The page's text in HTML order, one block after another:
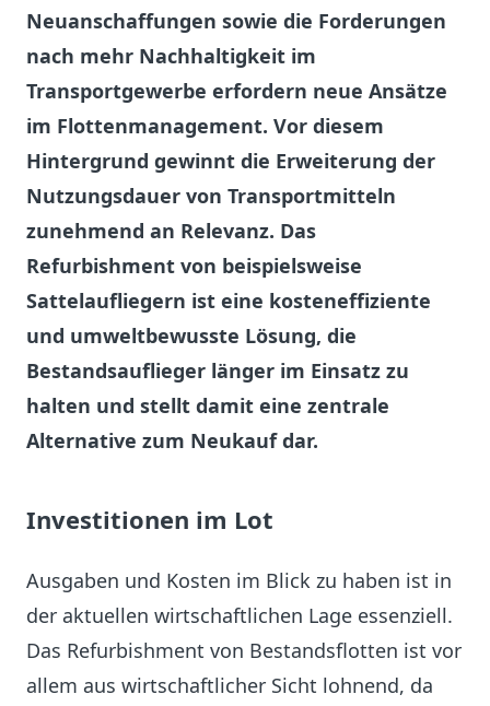
Neuanschaffungen sowie die Forderungen
nach mehr Nachhaltigkeit im
Transportgewerbe erfordern neue Ansätze
im Flottenmanagement. Vor diesem
Hintergrund gewinnt die Erweiterung der
Nutzungsdauer von Transportmitteln
zunehmend an Relevanz. Das
Refurbishment von beispielsweise
Sattelaufliegern ist eine kosteneffiziente
und umweltbewusste Lösung, die
Bestandsauflieger länger im Einsatz zu
halten und stellt damit eine zentrale
Alternative zum Neukauf dar.
Investitionen im Lot
Ausgaben und Kosten im Blick zu haben ist in
der aktuellen wirtschaftlichen Lage essenziell.
Das Refurbishment von Bestandsflotten ist vor
allem aus wirtschaftlicher Sicht lohnend, da